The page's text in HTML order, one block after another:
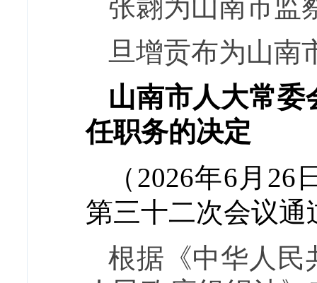
张翾为山南市监
旦增贡布为山南
山南市人大常
任职务的决定
（2026年6月
第三十二次会议通
根据《中华人民